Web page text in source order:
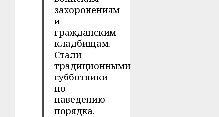
захоронениям
и
гражданским
кладбищам.
Стали
традиционными
субботники
по
наведению
порядка.